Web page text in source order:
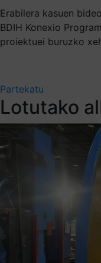
Erabilera kasuen
BDIH Konexio
proiektuei buruzko
Partekatu
Lotutako